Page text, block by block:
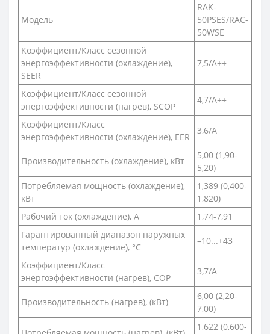
Модель
RAK-
50PSES/RAC-
50WSE
Коэффициент/Класс сезонной
энергоэффективности (охлаждение),
SEER
7,5/A++
Коэффициент/Класс сезонной
энергоэффективности (нагрев), SCOP
4,7/A++
Коэффициент/Класс
энергоэффективности (охлаждение), EER
3,6/A
Производительность (охлаждение), кВт
5,00 (1,90-
5,20)
Потребляемая мощность (охлаждение),
кВт
1,389 (0,400-
1,820)
Рабочий ток (охлаждение), А
1,74-7,91
Гарантированный диапазон наружных
температур (охлаждение), °С
–10...+43
Коэффициент/Класс
энергоэффективности (нагрев), COP
3,7/A
Производительность (нагрев), (кВт)
6,00 (2,20-
7,00)
1,622 (0,600-